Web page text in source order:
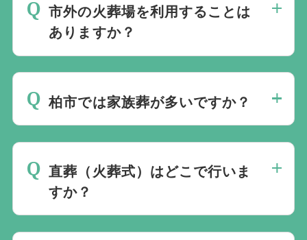
市外の火葬場を利用することは
ありますか？
柏市では家族葬が多いですか？
す。
直葬（火葬式）はどこで行いま
すか？